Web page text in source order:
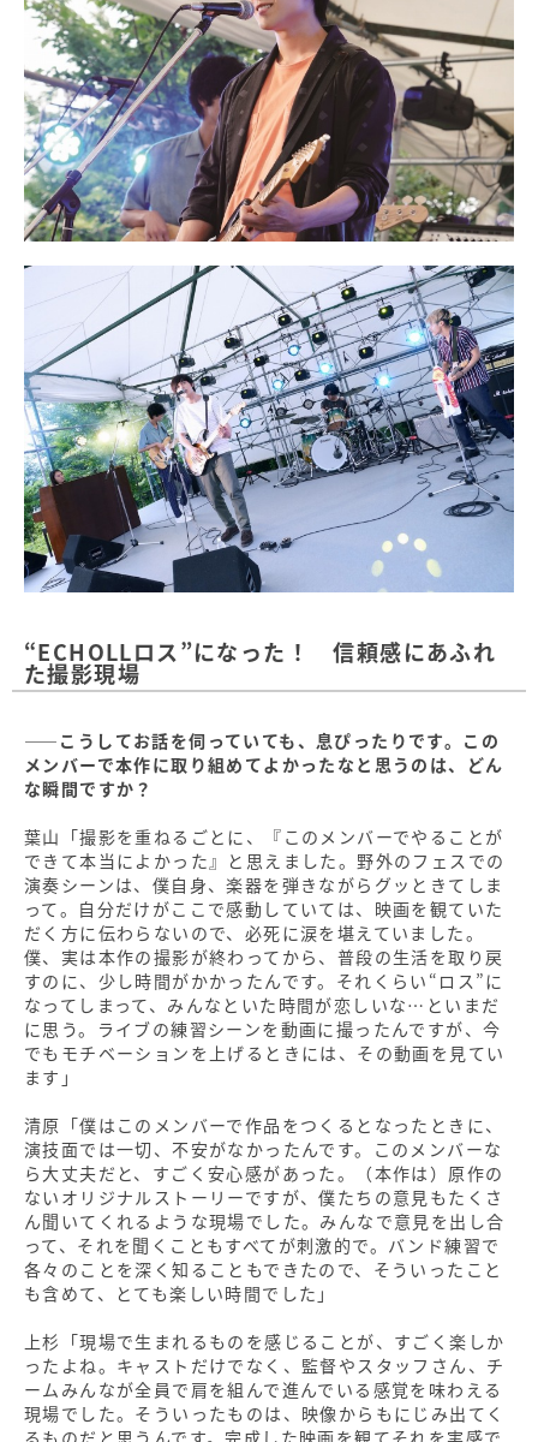
“ECHOLLロス”になった！ 信頼感にあふれ
た撮影現場
――こうしてお話を伺っていても、息ぴったりです。この
メンバーで本作に取り組めてよかったなと思うのは、どん
な瞬間ですか？
葉山「撮影を重ねるごとに、『このメンバーでやることが
できて本当によかった』と思えました。野外のフェスでの
演奏シーンは、僕自身、楽器を弾きながらグッときてしま
って。自分だけがここで感動していては、映画を観ていた
だく方に伝わらないので、必死に涙を堪えていました。
僕、実は本作の撮影が終わってから、普段の生活を取り戻
すのに、少し時間がかかったんです。それくらい“ロス”に
なってしまって、みんなといた時間が恋しいな…といまだ
に思う。ライブの練習シーンを動画に撮ったんですが、今
でもモチベーションを上げるときには、その動画を見てい
ます」
清原「僕はこのメンバーで作品をつくるとなったときに、
演技面では一切、不安がなかったんです。このメンバーな
ら大丈夫だと、すごく安心感があった。（本作は）原作の
ないオリジナルストーリーですが、僕たちの意見もたくさ
ん聞いてくれるような現場でした。みんなで意見を出し合
って、それを聞くこともすべてが刺激的で。バンド練習で
各々のことを深く知ることもできたので、そういったこと
も含めて、とても楽しい時間でした」
上杉「現場で生まれるものを感じることが、すごく楽しか
ったよね。キャストだけでなく、監督やスタッフさん、チ
ームみんなが全員で肩を組んで進んでいる感覚を味わえる
現場でした。そういったものは、映像からもにじみ出てく